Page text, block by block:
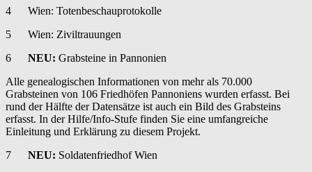
4 Wien: Totenbeschauprotokolle
5 Wien: Ziviltrauungen
6 NEU: Grabsteine in Pannonien
Alle genealogischen Informationen von mehr als 70.000
Grabsteinen von 106 Friedhöfen Pannoniens wurden erfasst. Bei
rund der Hälfte der Datensätze ist auch ein Bild des Grabsteins
erfasst. In der Hilfe/Info-Stufe finden Sie eine umfangreiche
Einleitung und Erklärung zu diesem Projekt.
7 NEU: Soldatenfriedhof Wien